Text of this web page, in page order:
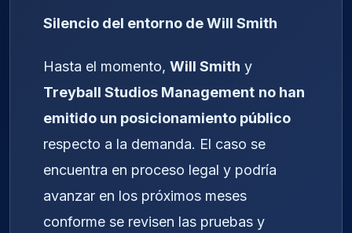
Silencio del entorno de Will Smith
Hasta el momento, Will Smith y
Treyball Studios Management no han
emitido un posicionamiento público
respecto a la demanda. El caso se
encuentra en proceso legal y podría
avanzar en los próximos meses
conforme se revisen las pruebas y